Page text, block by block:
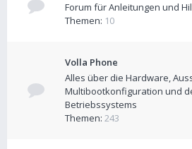
Forum für Anleitungen und
Themen: 10
Volla Phone
Alles über die Hardware,
Multibootkonfiguration und
Betriebssystems
Themen: 243